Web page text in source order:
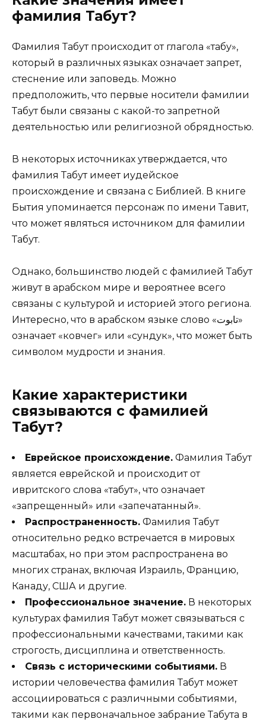
фамилия Табут?
Фамилия Табут происходит от глагола «табу»,
который в различных языках означает запрет,
стеснение или заповедь. Можно
предположить, что первые носители фамилии
Табут были связаны с какой-то запретной
деятельностью или религиозной обрядностью.
В некоторых источниках утверждается, что
фамилия Табут имеет иудейское
происхождение и связана с Библией. В книге
Бытия упоминается персонаж по имени Тавит,
что может являться источником для фамилии
Табут.
Однако, большинство людей с фамилией Табут
живут в арабском мире и вероятнее всего
связаны с культурой и историей этого региона.
Интересно, что в арабском языке слово «تابوت»
означает «ковчег» или «сундук», что может быть
символом мудрости и знания.
Какие характеристики
связываются с фамилией
Табут?
Еврейское происхождение. Фамилия Табут
является еврейской и происходит от
ивритского слова «табут», что означает
«запрещенный» или «запечатанный».
Распространенность. Фамилия Табут
относительно редко встречается в мировых
масштабах, но при этом распространена во
многих странах, включая Израиль, Францию,
Канаду, США и другие.
Профессиональное значение. В некоторых
культурах фамилия Табут может связываться с
профессиональными качествами, такими как
строгость, дисциплина и ответственность.
Связь с историческими событиями. В
истории человечества фамилия Табут может
ассоциироваться с различными событиями,
такими как первоначальное забрание Табута в